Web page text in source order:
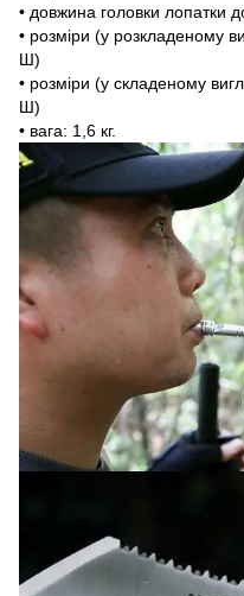
• довжина головки лопатки
• розміри (у розкладеному
Ш)
• розміри (у складеному
Ш)
• вага: 1,6 кг.